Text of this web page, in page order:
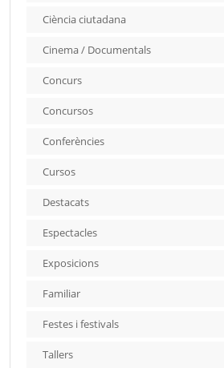
Ciència ciutadana
Cinema / Documentals
Concurs
Concursos
Conferències
Cursos
Destacats
Espectacles
Exposicions
Familiar
Festes i festivals
Tallers